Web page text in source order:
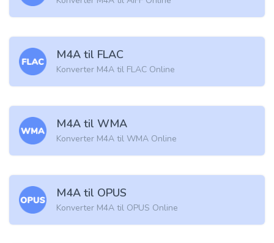
M4A til FLAC
Konverter M4A til FLAC Online
M4A til WMA
Konverter M4A til WMA Online
M4A til OPUS
Konverter M4A til OPUS Online